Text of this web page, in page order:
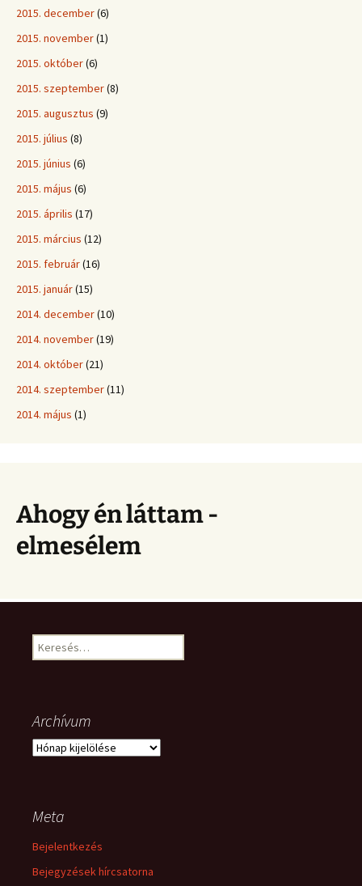
2015. december(6)
2015. november(1)
2015. október(6)
2015. szeptember(8)
2015. augusztus (9)
2015. július (8)
2015. június (6)
2015. május (6)
2015. április (17)
2015. március (12)
2015. február(16)
2015. január(15)
2014. december(10)
2014. november(19)
2014. október(21)
2014. szeptember(11)
2014. május (1)
Ahogy én láttam -
elmesélem
Keresés:
Archívum
Archívum
Meta
Bejelentkezés
Bejegyzések hírcsatorna